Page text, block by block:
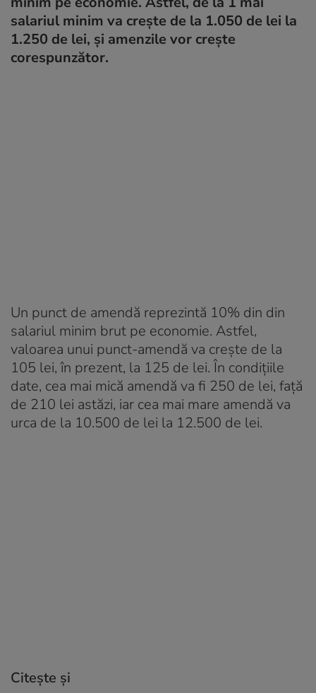
salariul minim va crește de la 1.050 de lei la
1.250 de lei, și amenzile vor crește
corespunzător.
Un punct de amendă reprezintă 10% din din
salariul minim brut pe economie. Astfel,
valoarea unui punct-amendă va crește de la
105 lei, în prezent, la 125 de lei. În condițiile
date, cea mai mică amendă va fi 250 de lei, față
de 210 lei astăzi, iar cea mai mare amendă va
urca de la 10.500 de lei la 12.500 de lei.
Citește și